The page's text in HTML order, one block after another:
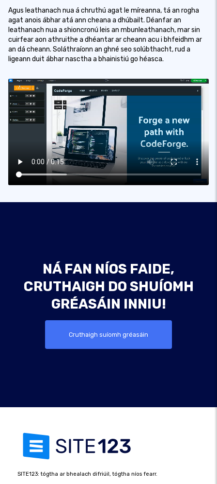
Agus leathanach nua á chruthú agat le míreanna, tá an rogha
agat anois ábhar atá ann cheana a dhúbailt. Déanfar an
leathanach nua a shioncronú leis an mbunleathanach, mar sin
cuirfear aon athruithe a dhéantar ar cheann acu i bhfeidhm ar
an dá cheann. Soláthraíonn an ghné seo solúbthacht, rud a
ligeann duit ábhar nasctha a bhainistiú go héasca.
NÁ FAN NÍOS FAIDE,
CRUTHAIGH DO SHUÍOMH
GRÉASÁIN INNIU!
Cruthaigh suíomh gréasáin
SITE123: tógtha ar bhealach difriúil, tógtha níos fearr.